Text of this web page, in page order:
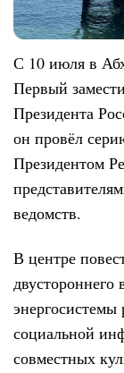
С 10 июля в
Первый
Президента
он провёл
Президентом
ведомств.
В центре
двустороннего
энергосистемы
социальной
совместных